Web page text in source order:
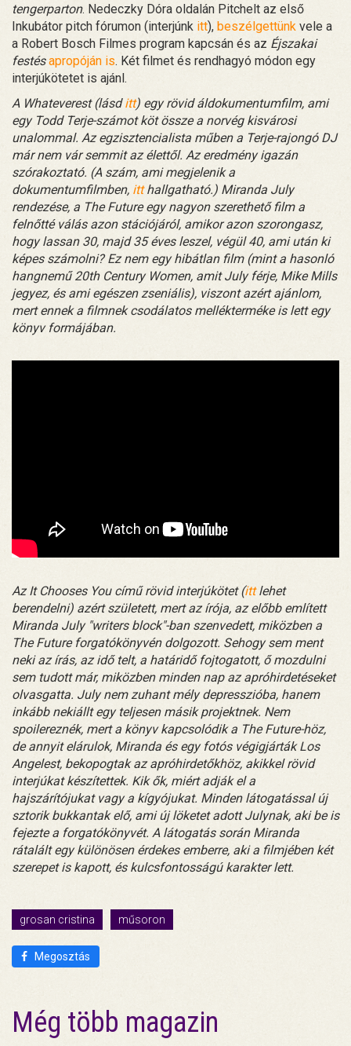
tengerparton. Nedeczky Dóra oldalán Pitchelt az első
Inkubátor pitch fórumon (interjúnk itt), beszélgettünk vele a
a Robert Bosch Filmes program kapcsán és az Éjszakai
festés apropóján is. Két filmet és rendhagyó módon egy
interjúkötetet is ajánl.
A Whateverest (lásditt) egy rövid áldokumentumfilm, ami
egy Todd Terje-számot köt össze a norvég kisvárosi
unalommal. Az egzisztencialista műben a Terje-rajongó DJ
már nem vár semmit az élettől. Az eredmény igazán
szórakoztató. (A szám, ami megjelenik a
dokumentumfilmben, itthallgatható.) Miranda July
rendezése, a The Future egy nagyon szerethető film a
felnőtté válás azon stációjáról, amikor azon szorongasz,
hogy lassan 30, majd 35 éves leszel, végül 40, ami után ki
képes számolni? Ez nem egy hibátlan film (mint a hasonló
hangnemű 20th Century Women, amit July férje, Mike Mills
jegyez, és ami egészen zseniális), viszont azért ajánlom,
mert ennek a filmnek csodálatos mellékterméke is lett egy
könyv formájában.
Az It Chooses You című rövid interjúkötet (ittlehet
berendelni) azért született, mert az írója, az előbb említett
Miranda July "writers block"-ban szenvedett, miközben a
The Future forgatókönyvén dolgozott. Sehogy sem ment
neki az írás, az idő telt, a határidő fojtogatott, ő mozdulni
sem tudott már, miközben minden nap az apróhirdetéseket
olvasgatta. July nem zuhant mély depresszióba, hanem
inkább nekiállt egy teljesen másik projektnek. Nem
spoilereznék, mert a könyv kapcsolódik a The Future-höz,
de annyit elárulok, Miranda és egy fotós végigjárták Los
Angelest, bekopogtak az apróhirdetőkhöz, akikkel rövid
interjúkat készítettek. Kik ők, miért adják el a
hajszárítójukat vagy a kígyójukat. Minden látogatással új
sztorik bukkantak elő, ami új löketet adott Julynak, aki be is
fejezte a forgatókönyvét. A látogatás során Miranda
rátalált egy különösen érdekes emberre, aki a filmjében két
szerepet is kapott, és kulcsfontosságú karakter lett.
grosan cristina műsoron
Megosztás
Még több magazin